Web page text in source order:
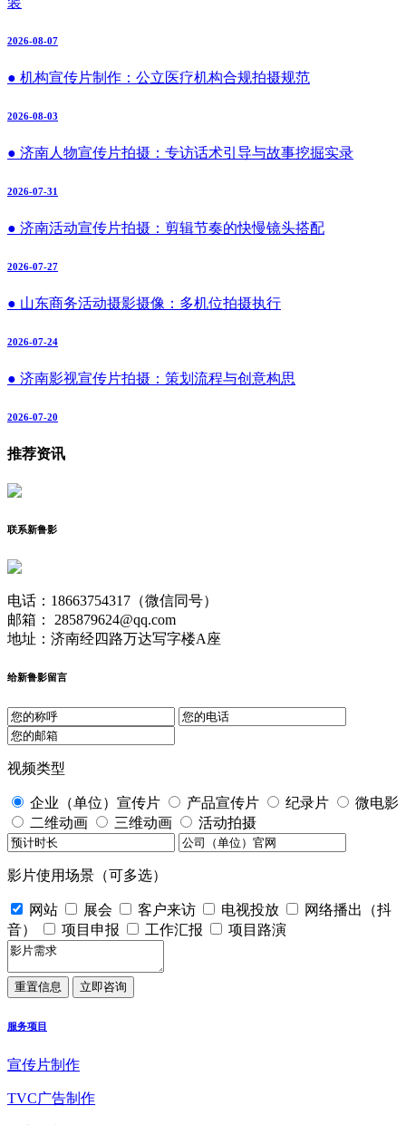
2026-08-07
● 机构宣传片制作：公立医疗机构合规拍摄规范
2026-08-03
● 济南人物宣传片拍摄：专访话术引导与故事挖掘实录
2026-07-31
● 济南活动宣传片拍摄：剪辑节奏的快慢镜头搭配
2026-07-27
● 山东商务活动摄影摄像：多机位拍摄执行
2026-07-24
● 济南影视宣传片拍摄：策划流程与创意构思
2026-07-20
推荐资讯
联系新鲁影
电话：18663754317（微信同号）
邮箱： 285879624@qq.com
地址：济南经四路万达写字楼A座
给新鲁影留言
视频类型
企业（单位）宣传片 产品宣传片 纪录片
微电影
二维动画
三维动画 活动拍摄
影片使用场景（可多选）
网站 展会 客户来访 电视投放
网络播出（抖
音）
项目申报 工作汇报 项目路演
服务项目
宣传片制作
TVC广告制作